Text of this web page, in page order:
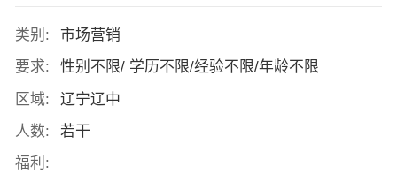
类别:
市场营销
要求:
性别不限/ 学历不限/经验不限/年龄不限
区域:
辽宁辽中
人数:
若干
福利: